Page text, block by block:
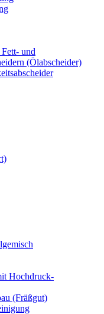
und
(Ölabscheider)
Hochdruck-
(Fräßgut)